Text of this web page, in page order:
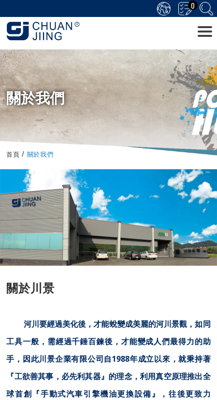
0
關於我們
首頁 關於我們
關於川景
河川要經過美化後，才能蛻變成美麗的河川景觀，如同
工具一般，需經過千錘百鍊後，才能變成人們最得力的助
手，因此川景企業有限公司自1988年成立以來，就秉持著
『工欲善其事，必先利其器』的理念，利用真空原理推出全
球首創『手動式汽車引擎機油更換設備』，往後更致力